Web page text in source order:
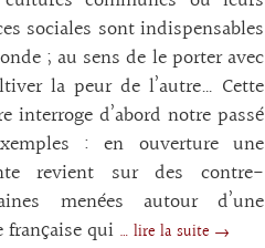
sociales sont indispensables
; au sens de le porter avec
la peur de l’autre… Cette
d’abord notre passé
: en ouverture une
revient sur des contre-
menées autour d’une
qui … lire la suite →